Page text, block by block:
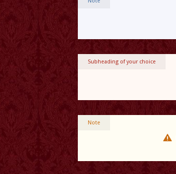
Subheading of your choice
Note